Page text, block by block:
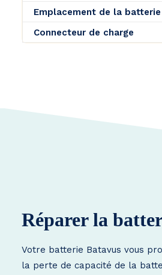
Emplacement de la batterie
Connecteur de charge
Réparer la
Votre batterie Batavus vous
la perte de capacité de la